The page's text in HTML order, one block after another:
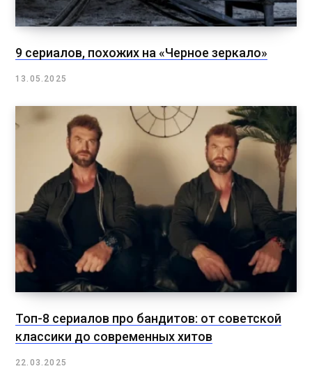
9 сериалов, похожих на «Черное зеркало»
13.05.2025
Топ-8 сериалов про бандитов: от советской
классики до современных хитов
22.03.2025